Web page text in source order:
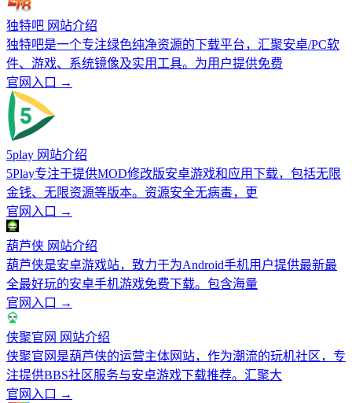
独特吧 网站介绍
独特吧是一个专注绿色纯净资源的下载平台，汇聚安卓/PC软
件、游戏、系统镜像及实用工具。为用户提供免费
官网入口 →
5play 网站介绍
5Play专注于提供MOD修改版安卓游戏和应用下载，包括无限
金钱、无限资源等版本。资源安全无病毒，更
官网入口 →
葫芦侠 网站介绍
葫芦侠是安卓游戏站，致力于为Android手机用户提供最新最
全最好玩的安卓手机游戏免费下载。包含海量
官网入口 →
侠聚官网 网站介绍
侠聚官网是葫芦侠的运营主体网站，作为潮流的玩机社区，专
注提供BBS社区服务与安卓游戏下载推荐。汇聚大
官网入口 →